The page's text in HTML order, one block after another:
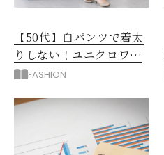
【50代】白パンツで着太
りしない！ユニクロワイ
ドパンツ夏の着回しテク
FASHION